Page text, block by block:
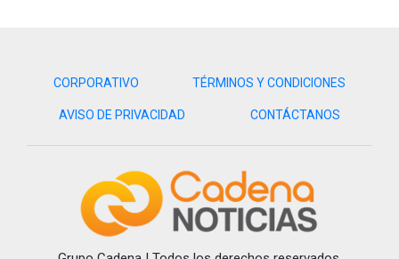
CORPORATIVO TÉRMINOS Y CONDICIONES
AVISO DE PRIVACIDAD CONTÁCTANOS